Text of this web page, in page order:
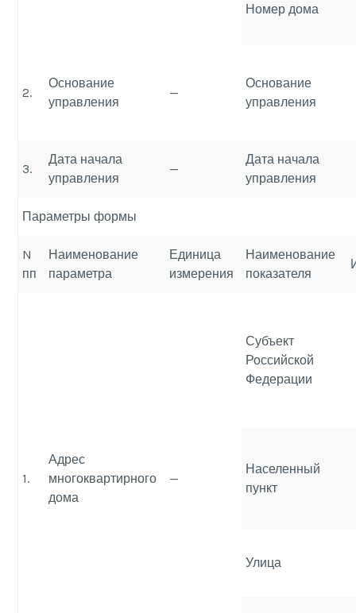
Номер дома
2.
Основание
управления
—
Основание
управления
3.
Дата начала
управления
—
Дата начала
управления
Параметры формы
N
пп
Наименование
параметра
Единица
измерения
Наименование
показателя
1.
Адрес
многоквартирного
дома
—
Субъект
Российской
Федерации
Населенный
пункт
Улица